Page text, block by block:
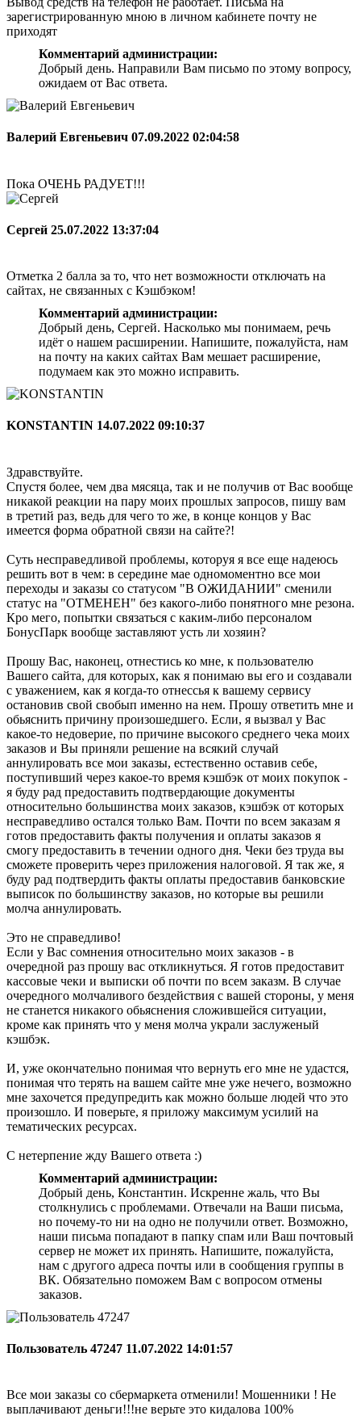
зарегистрированную мною в личном кабинете почту не
приходят
Комментарий администрации:
Добрый день. Направили Вам письмо по этому вопросу,
ожидаем от Вас ответа.
Валерий Евгеньевич 07.09.2022 02:04:58
Пока ОЧЕНЬ РАДУЕТ!!!
Сергей 25.07.2022 13:37:04
Отметка 2 балла за то, что нет возможности отключать на
сайтах, не связанных с Кэшбэком!
Комментарий администрации:
Добрый день, Сергей. Насколько мы понимаем, речь
идёт о нашем расширении. Напишите, пожалуйста, нам
на почту на каких сайтах Вам мешает расширение,
подумаем как это можно исправить.
KONSTANTIN 14.07.2022 09:10:37
Здравствуйте.
Спустя более, чем два мясяца, так и не получив от Вас вообще
никакой реакции на пару моих прошлых запросов, пишу вам
в третий раз, ведь для чего то же, в конце концов у Вас
имеется форма обратной связи на сайте?!
Суть несправедливой проблемы, которуя я все еще надеюсь
решить вот в чем: в середине мае одномоментно все мои
переходы и заказы со статусом "В ОЖИДАНИИ" сменили
статус на "ОТМЕНЕН" без какого-либо понятного мне резона.
Кро мего, попытки связаться с каким-либо персоналом
БонусПарк вообще заставляют усть ли хозяин?
Прошу Вас, наконец, отнестись ко мне, к пользователю
Вашего сайта, для которых, как я понимаю вы его и создавали
с уважением, как я когда-то отнессья к вашему сервису
остановив свой свобып именно на нем. Прошу ответить мне и
обьяснить причину произошедшего. Если, я вызвал у Вас
какое-то недоверие, по причине высокого среднего чека моих
заказов и Вы приняли решение на всякий случай
аннулировать все мои заказы, естественно оставив себе,
поступивший через какое-то время кэшбэк от моих покупок -
я буду рад предоставить подтвердающие документы
относительно большинства моих заказов, кэшбэк от которых
несправедливо остался только Вам. Почти по всем заказам я
готов предоставить факты получения и оплаты заказов я
смогу предоставить в течении одного дня. Чеки без труда вы
сможете проверить через приложения налоговой. Я так же, я
буду рад подтвердить факты оплаты предоставив банковские
выписок по большинству заказов, но которые вы решили
молча аннулировать.
Это не справедливо!
Если у Вас сомнения относительно моих заказов - в
очередной раз прошу вас откликнуться. Я готов предоставит
кассовые чеки и выписки об почти по всем заказм. В случае
очередного молчаливого бездействия с вашей стороны, у меня
не станется никакого обьяснения сложившейся ситуации,
кроме как принять что у меня молча украли заслуженый
кэшбэк.
И, уже окончательно понимая что вернуть его мне не удастся,
понимая что терять на вашем сайте мне уже нечего, возможно
мне захочется предупредить как можно больше людей что это
произошло. И поверьте, я приложу максимум усилий на
тематических ресурсах.
С нетерпение жду Вашего ответа :)
Комментарий администрации:
Добрый день, Константин. Искренне жаль, что Вы
столкнулись с проблемами. Отвечали на Ваши письма,
но почему-то ни на одно не получили ответ. Возможно,
наши письма попадают в папку спам или Ваш почтовый
сервер не может их принять. Напишите, пожалуйста,
нам с другого адреса почты или в сообщения группы в
ВК. Обязательно поможем Вам с вопросом отмены
заказов.
Пользователь 47247 11.07.2022 14:01:57
Все мои заказы со сбермаркета отменили! Мошенники ! Не
выплачивают деньги!!!не верьте это кидалова 100%